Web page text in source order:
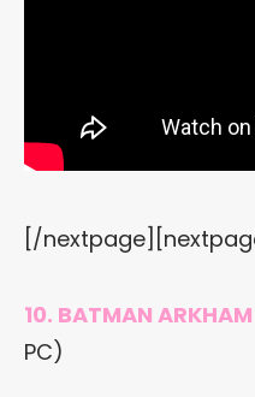
[/
10. BATMAN
PC)